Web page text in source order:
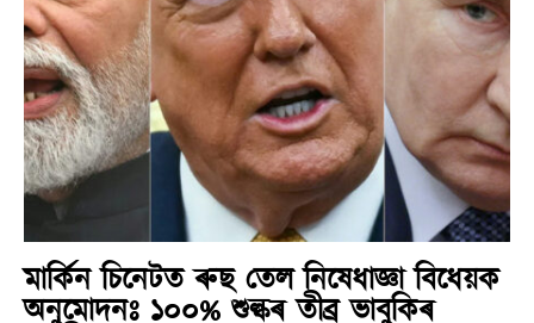
মাৰ্কিন চিনেটত ৰুছ তেল নিষেধাজ্ঞা বিধেয়ক
অনুমোদনঃ ১০০% শুল্কৰ তীব্ৰ ভাবুকিৰ